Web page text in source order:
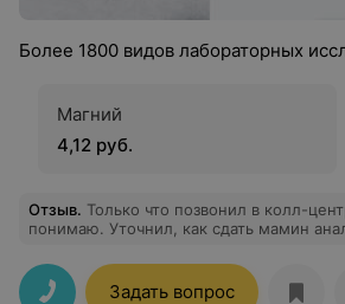
Более 1800 видов лабораторных
Магний
4,12 руб.
Отзыв. Только что позвонил в колл-
понимаю. Уточнил, как сдать мамин
рассказала девушка, и очень подробно.
Задать вопрос